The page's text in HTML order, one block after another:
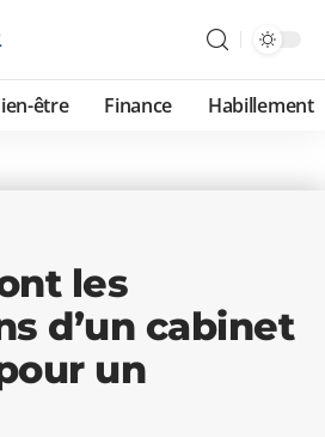
être Finance Habillement
les
d’un cabinet
un